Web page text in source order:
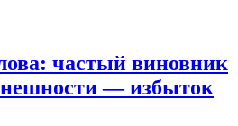
частый виновник
— избыток